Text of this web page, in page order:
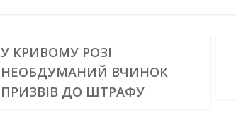
У КРИВОМУ РОЗІ
НЕОБДУМАНИЙ ВЧИНОК
ПРИЗВІВ ДО ШТРАФУ